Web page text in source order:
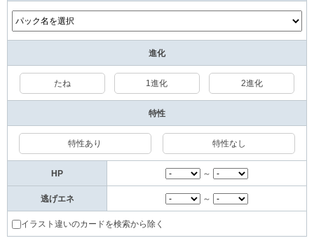
進化
たね 1進化 2進化
特性
特性あり 特性なし
HP ～
逃げエネ ～
イラスト違いのカードを検索から除く